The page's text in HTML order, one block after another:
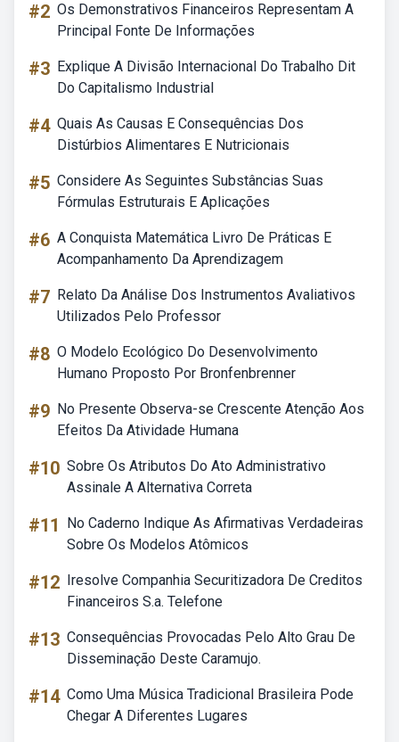
#2 Os Demonstrativos Financeiros Representam A
Principal Fonte De Informações
#3 Explique A Divisão Internacional Do Trabalho Dit
Do Capitalismo Industrial
#4 Quais As Causas E Consequências Dos
Distúrbios Alimentares E Nutricionais
#5 Considere As Seguintes Substâncias Suas
Fórmulas Estruturais E Aplicações
#6 A Conquista Matemática Livro De Práticas E
Acompanhamento Da Aprendizagem
#7 Relato Da Análise Dos Instrumentos Avaliativos
Utilizados Pelo Professor
#8 O Modelo Ecológico Do Desenvolvimento
Humano Proposto Por Bronfenbrenner
#9 No Presente Observa-se Crescente Atenção Aos
Efeitos Da Atividade Humana
#10 Sobre Os Atributos Do Ato Administrativo
Assinale A Alternativa Correta
#11
No Caderno Indique As Afirmativas Verdadeiras
Sobre Os Modelos Atômicos
#12 Iresolve Companhia Securitizadora De Creditos
Financeiros S.a. Telefone
#13 Consequências Provocadas Pelo Alto Grau De
Disseminação Deste Caramujo.
#14 Como Uma Música Tradicional Brasileira Pode
Chegar A Diferentes Lugares